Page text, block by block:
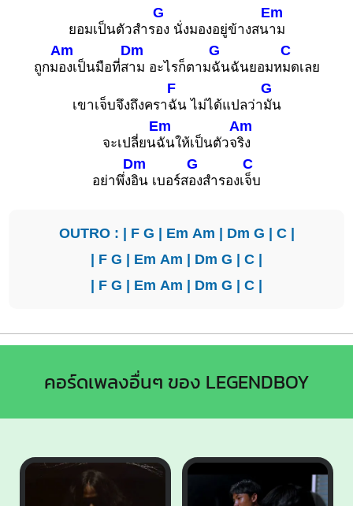
ยอมเป็นตัวสำร
G
อง นั่งมองอยู่ข้างสน
Em
าม
ถูกม
Am
องเป็นมือที่ส
Dm
าม อะไรก็ตาม
G
ฉันฉันยอมห
C
มดเลย
เขาเจ็บจึงถึงครา
F
ฉัน ไม่ได้แปลว่า
G
มัน
จะเปลี่ยน
Em
ฉันให้เป็นตัวจ
Am
ริง
อย่าพึ่ง
Dm
อิน เบอร์ส
G
องสำรองเ
C
จ็บ
OUTRO : | F G | Em Am | Dm G | C|
| F G | Em Am | Dm G | C |
| F G | Em Am | Dm G | C |
คอร์ดเพลงอื่นๆ ของ LEGENDBOY